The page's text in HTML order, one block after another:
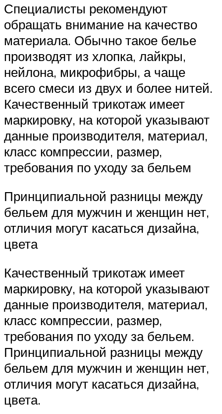
Специалисты рекомендуют
обращать внимание на качество
материала. Обычно такое белье
производят из хлопка, лайкры,
нейлона, микрофибры, а чаще
всего смеси из двух и более нитей.
Качественный трикотаж имеет
маркировку, на которой указывают
данные производителя, материал,
класс компрессии, размер,
требования по уходу за бельем
Принципиальной разницы между
бельем для мужчин и женщин нет,
отличия могут касаться дизайна,
цвета
Качественный трикотаж имеет
маркировку, на которой указывают
данные производителя, материал,
класс компрессии, размер,
требования по уходу за бельем.
Принципиальной разницы между
бельем для мужчин и женщин нет,
отличия могут касаться дизайна,
цвета.